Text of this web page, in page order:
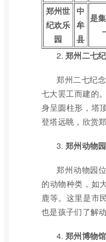
郑州世
纪欢乐
园
中
牟
县
是
2. 郑州二七
郑州二七纪
七大罢工而建的
身呈圆柱形，塔
登塔远眺，欣赏
3. 郑州动物园
郑州动物园
的动物种类，如
鹿等。这里是市
也是孩子们了解
4. 郑州博物馆